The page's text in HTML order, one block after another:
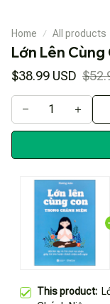
Home All products
Lớn Lên Cùng
$38.99 USD
This product: